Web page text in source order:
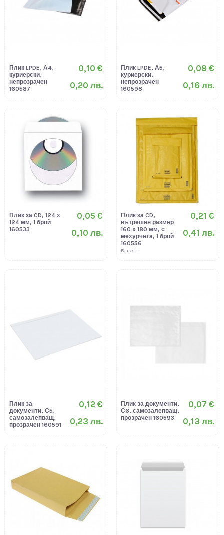
Плик LPDE, А4,
куриерски,
непрозрачен
160587
0,10 €
0,20 лв.
Плик LPDE, А5,
куриерски,
непрозрачен
160598
0,08 €
0,16 лв.
Плик за CD, 124 х
124 мм, 1 брой
160533
0,05 €
0,10 лв.
Плик за CD,
вътрешен размер
160 х 180 мм, с
мехурчета, 1 брой
160556
Blasetti
0,21 €
0,41 лв.
Плик за
документи, С5,
самозалепващ,
прозрачен 160591
0,12 €
0,23 лв.
Плик за документи,
С6, самозалепващ,
прозрачен 160593
0,07 €
0,13 лв.